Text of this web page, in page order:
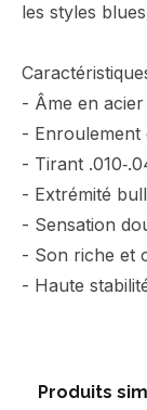
les styles
- Âme en
-
- Tirant
- Extrémité
- Sensation
- Son riche et
- Haute
Produits